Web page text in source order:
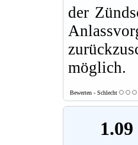
der
möglich.
Bewerten - Schlecht